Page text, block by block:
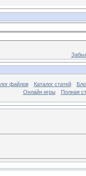
файлов Каталог статей
Онлайн игры
Полная